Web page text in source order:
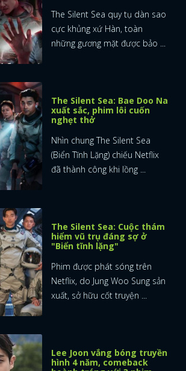
The Silent Sea quy tụ dàn sao
cực khủng xứ Hàn, toàn
những gương mặt được bảo ...
The Silent Sea: Bae Doo Na
xuất sắc, phim lôi cuốn
nghẹt thở
Nhìn chung The Silent Sea
(Biển Tĩnh Lặng) chiếu Netflix
đã thành công khi lồng ...
The Silent Sea: Cuộc thám
hiểm vũ trụ đáng sợ ở
"Biển tĩnh lặng"
Phim được phát sóng trên
Netflix, do Jung Woo Sung sản
xuất, sở hữu cốt truyện ...
Lee Joon vắng bóng truyền
hình 4 năm, comeback